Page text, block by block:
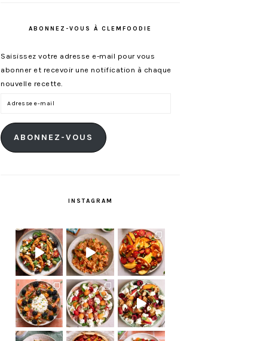
ABONNEZ-VOUS À CLEMFOODIE
Saisissez votre adresse e-mail pour vous
abonner et recevoir une notification à chaque
nouvelle recette.
Adresse
mail
ABONNEZ-VOUS
INSTAGRAM